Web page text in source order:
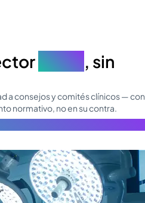
salud, sin
a consejos y comités clínicos — con
normativo, no en su contra.